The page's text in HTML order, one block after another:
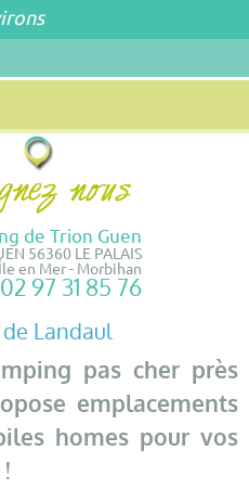
de Trion Guen
56360 LE PALAIS
en Mer - Morbihan
02 97 31 85 76
Landaul
pas cher près
emplacements
homes pour vos